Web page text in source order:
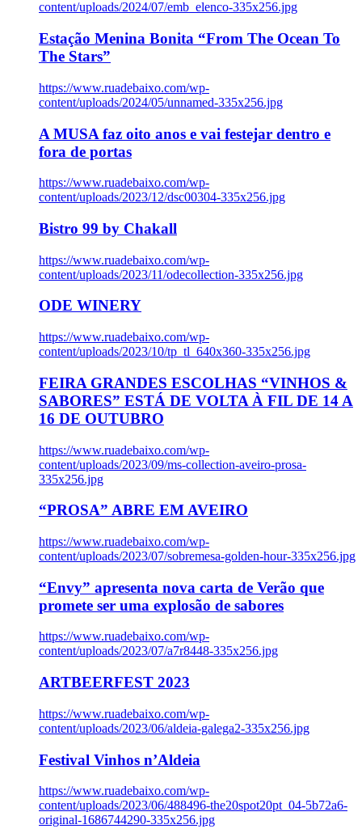
content/uploads/2024/07/emb_elenco-335x256.jpg
Estação Menina Bonita “From The Ocean To
The Stars”
https://www.ruadebaixo.com/wp-
content/uploads/2024/05/unnamed-335x256.jpg
A MUSA faz oito anos e vai festejar dentro e
fora de portas
https://www.ruadebaixo.com/wp-
content/uploads/2023/12/dsc00304-335x256.jpg
Bistro 99 by Chakall
https://www.ruadebaixo.com/wp-
content/uploads/2023/11/odecollection-335x256.jpg
ODE WINERY
https://www.ruadebaixo.com/wp-
content/uploads/2023/10/tp_tl_640x360-335x256.jpg
FEIRA GRANDES ESCOLHAS “VINHOS &
SABORES” ESTÁ DE VOLTA À FIL DE 14 A
16 DE OUTUBRO
https://www.ruadebaixo.com/wp-
content/uploads/2023/09/ms-collection-aveiro-prosa-
335x256.jpg
“PROSA” ABRE EM AVEIRO
https://www.ruadebaixo.com/wp-
content/uploads/2023/07/sobremesa-golden-hour-335x256.jpg
“Envy” apresenta nova carta de Verão que
promete ser uma explosão de sabores
https://www.ruadebaixo.com/wp-
content/uploads/2023/07/a7r8448-335x256.jpg
ARTBEERFEST 2023
https://www.ruadebaixo.com/wp-
content/uploads/2023/06/aldeia-galega2-335x256.jpg
Festival Vinhos n’Aldeia
https://www.ruadebaixo.com/wp-
content/uploads/2023/06/488496-the20spot20pt_04-5b72a6-
original-1686744290-335x256.jpg